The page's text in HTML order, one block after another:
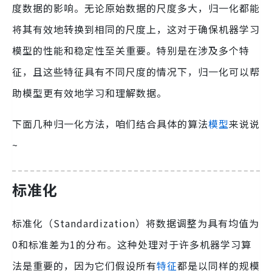
度数据的影响。无论原始数据的尺度多大，归一化都能
将其有效地转换到相同的尺度上，这对于确保机器学习
模型的性能和稳定性至关重要。特别是在涉及多个特
征，且这些特征具有不同尺度的情况下，归一化可以帮
助模型更有效地学习和理解数据。
下面几种归一化方法，咱们结合具体的算法模型来说说
~
标准化
标准化（Standardization）将数据调整为具有均值为
0和标准差为1的分布。这种处理对于许多机器学习算
法是重要的，因为它们假设所有特征都是以同样的规模